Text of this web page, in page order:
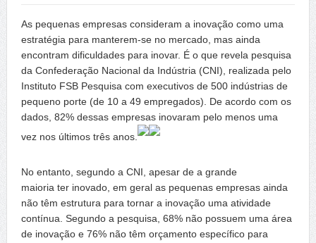
As pequenas empresas consideram a inovação como uma
estratégia para manterem-se no mercado, mas ainda
encontram dificuldades para inovar. É o que revela pesquisa
da Confederação Nacional da Indústria (CNI), realizada pelo
Instituto FSB Pesquisa com executivos de 500 indústrias de
pequeno porte (de 10 a 49 empregados). De acordo com os
dados, 82% dessas empresas inovaram pelo menos uma
vez nos últimos três anos.
No entanto, segundo a CNI, apesar de a grande
maioria ter inovado, em geral as pequenas empresas ainda
não têm estrutura para tornar a inovação uma atividade
contínua. Segundo a pesquisa, 68% não possuem uma área
de inovação e 76% não têm orçamento específico para